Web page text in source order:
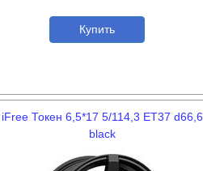
Купить
iFree Токен 6,5*17 5/114,3 ET37 d66,6
black